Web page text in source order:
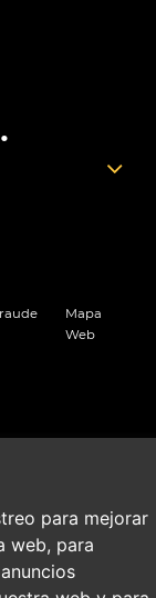
para mejorar
web, para
Mapa
Web